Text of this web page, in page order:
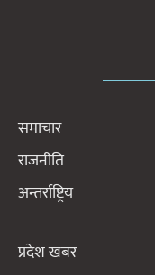
समाचार
राजनीति
अन्तर्राष्ट्रिय
प्रदेश खबर